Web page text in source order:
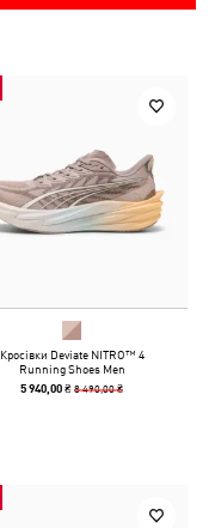
Кросівки Deviate NITRO™ 4
Running Shoes Men
5 940,00 ₴8 490,00 ₴